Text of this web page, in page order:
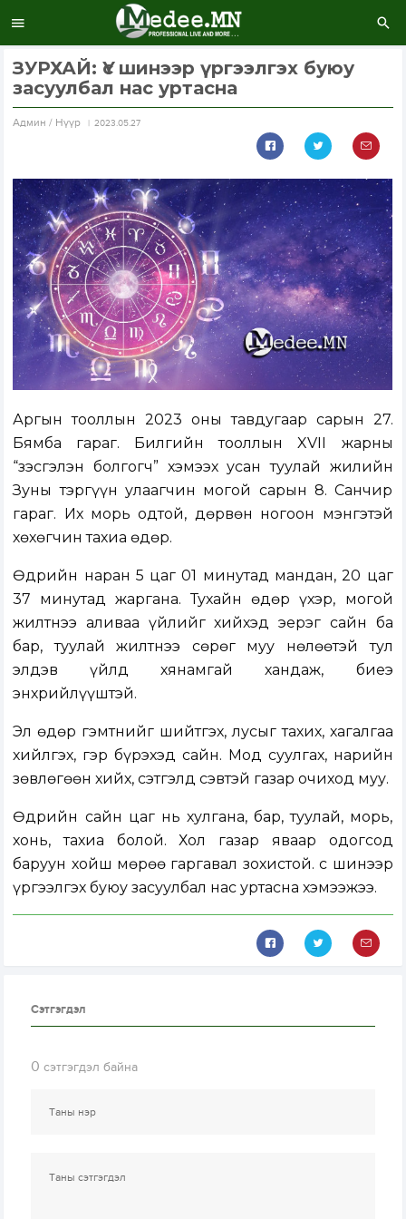
ЗУРХАЙ: Үс шинээр үргээлгэх буюу
засуулбал нас уртасна
Aдмин / Нүүр 2023.05.27
Аргын тооллын 2023 оны тавдугаар сарын 27.
Бямба гараг. Билгийн тооллын XVII жарны
“Үзэсгэлэн болгогч” хэмээх усан туулай жилийн
Зуны тэргүүн улаагчин могой сарын 8. Санчир
гараг. Их морь одтой, дөрвөн ногоон мэнгэтэй
хөхөгчин тахиа өдөр.
Өдрийн наран 5 цаг 01 минутад мандан, 20 цаг
37 минутад жаргана. Тухайн өдөр үхэр, могой
жилтнээ аливаа үйлийг хийхэд эерэг сайн ба
бар, туулай жилтнээ сөрөг муу нөлөөтэй тул
элдэв үйлд хянамгай хандаж, биеэ
энхрийлүүштэй.
Эл өдөр гэмтнийг шийтгэх, лусыг тахих, хагалгаа
хийлгэх, гэр бүрэхэд сайн. Мод суулгах, нарийн
зөвлөгөөн хийх, сэтгэлд сэвтэй газар очиход муу.
Өдрийн сайн цаг нь хулгана, бар, туулай, морь,
хонь, тахиа болой. Хол газар яваар одогсод
баруун хойш мөрөө гаргавал зохистой. Үс шинээр
үргээлгэх буюу засуулбал нас уртасна хэмээжээ.
Сэтгэгдэл
0 сэтгэгдэл байна